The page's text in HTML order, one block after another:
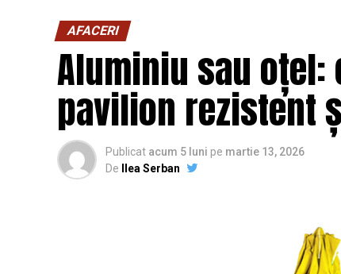
AFACERI
Aluminiu sau
pavilion rezistent
Publicat acum 5 luni pe martie 13, 2026
De
Ilea Serban